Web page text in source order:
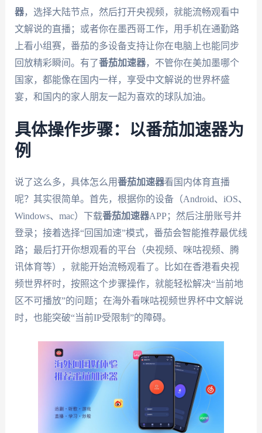
器，选择大陆节点，然后打开央视频，就能流畅观看中
文解说的直播；或者你在墨西哥工作，用手机在通勤路
上看小组赛，番茄的多设备支持让你在电脑上也能同步
回放精彩瞬间。有了番茄加速器，不管你在美加墨哪个
国家，都能像在国内一样，享受中文解说的世界杯盛
宴，和国内的家人朋友一起为喜欢的球队加油。
具体操作步骤：以番茄加速器为
例
说了这么多，具体怎么用番茄加速器看国内体育直播
呢？其实很简单。首先，根据你的设备（Android、iOS、
Windows、mac）下载番茄加速器APP；然后注册账号并
登录；接着选择“回国加速”模式，番茄会智能推荐最优线
路；最后打开你想观看的平台（央视频、咪咕视频、腾
讯体育等），就能开始流畅观看了。比如在香港看央视
频世界杯时，按照这个步骤操作，就能轻松解决“当前地
区不可播放”的问题；在海外看咪咕视频世界杯中文解说
时，也能突破“当前IP受限制”的障碍。